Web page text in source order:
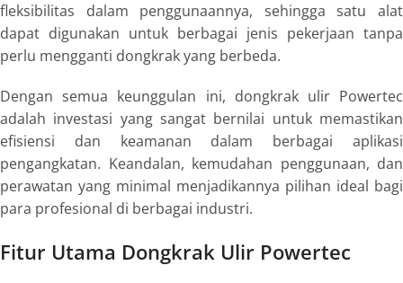
fleksibilitas dalam penggunaannya, sehingga satu alat
dapat digunakan untuk berbagai jenis pekerjaan tanpa
perlu mengganti dongkrak yang berbeda.
Dengan semua keunggulan ini, dongkrak ulir Powertec
adalah investasi yang sangat bernilai untuk memastikan
efisiensi dan keamanan dalam berbagai aplikasi
pengangkatan. Keandalan, kemudahan penggunaan, dan
perawatan yang minimal menjadikannya pilihan ideal bagi
para profesional di berbagai industri.
Fitur Utama Dongkrak Ulir Powertec